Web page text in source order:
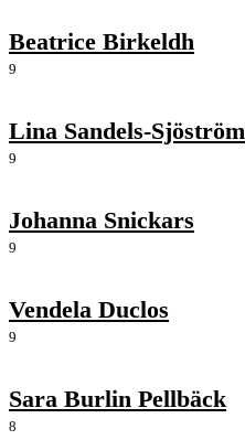
Beatrice Birkeldh
9
Lina Sandels-Sjöström
9
Johanna Snickars
9
Vendela Duclos
9
Sara Burlin Pellbäck
8